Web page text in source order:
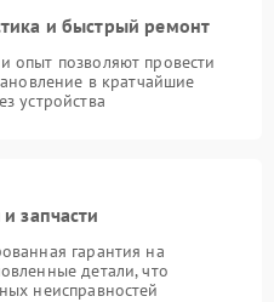
и быстрый ремонт
опыт позволяют провести
в кратчайшие
устройства
запчасти
гарантия на
детали, что
неисправностей